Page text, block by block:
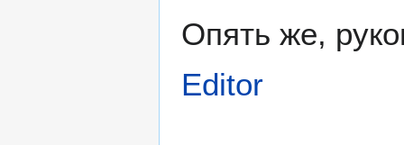
Опять же,
Editor